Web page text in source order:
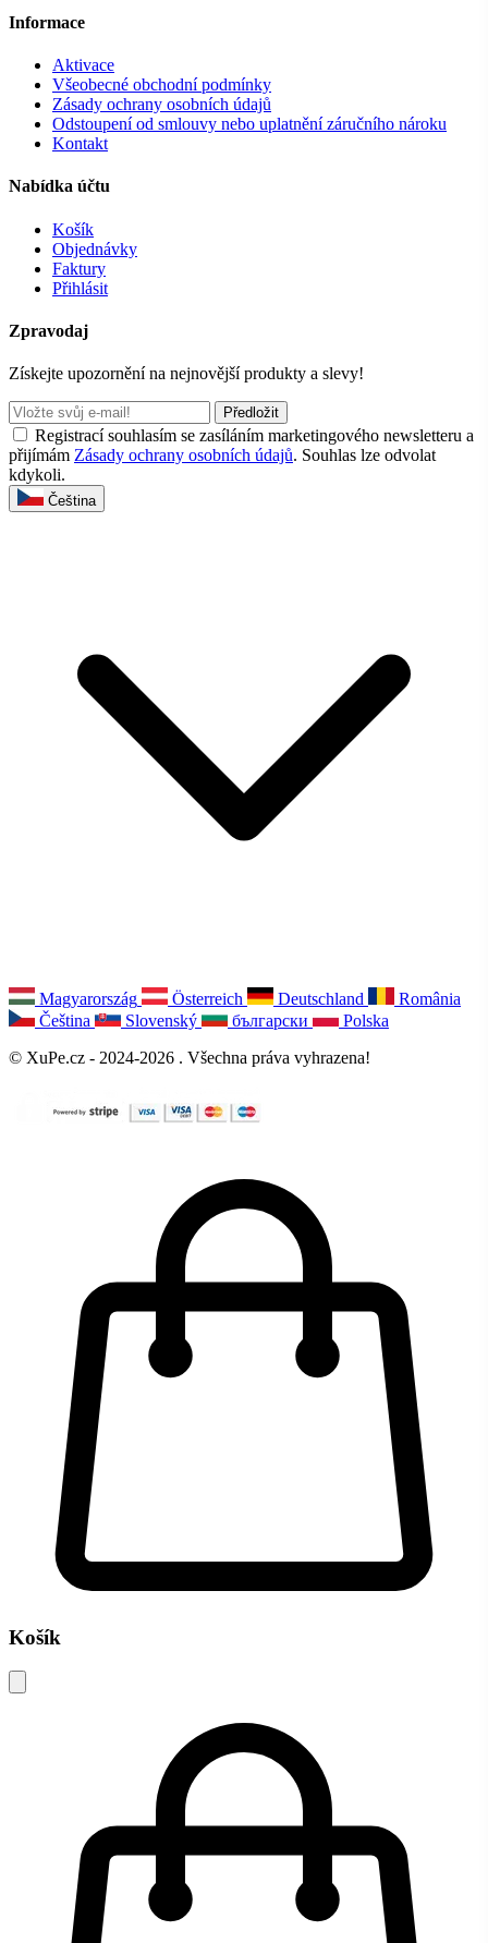
Informace
Aktivace
Všeobecné obchodní podmínky
Zásady ochrany osobních údajů
Odstoupení od smlouvy nebo uplatnění záručního nároku
Kontakt
Nabídka účtu
Košík
Objednávky
Faktury
Přihlásit
Zpravodaj
Získejte upozornění na nejnovější produkty a slevy!
Předložit
Registrací souhlasím se zasíláním marketingového newsletteru a
přijímám Zásady ochrany osobních údajů. Souhlas lze odvolat
kdykoli.
Čeština
Magyarország Österreich Deutschland
România
Čeština
Slovenský български
Polska
© XuPe.cz - 2024-2026 . Všechna práva vyhrazena!
Košík